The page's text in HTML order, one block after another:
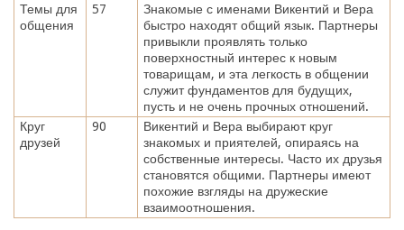
Темы для
общения
57
Знакомые с именами Викентий и Вера
быстро находят общий язык. Партнеры
привыкли проявлять только
поверхностный интерес к новым
товарищам, и эта легкость в общении
служит фундаментов для будущих,
пусть и не очень прочных отношений.
Круг
друзей
90
Викентий и Вера выбирают круг
знакомых и приятелей, опираясь на
собственные интересы. Часто их друзья
становятся общими. Партнеры имеют
похожие взгляды на дружеские
взаимоотношения.